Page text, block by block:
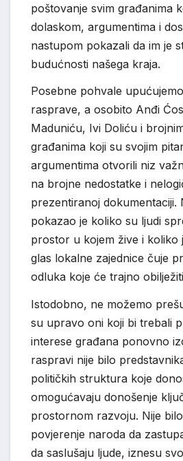
poštovanje svim građanima
dolaskom, argumentima i
nastupom pokazali da im je
budućnosti našega kraja.
Posebne pohvale
rasprave, a osobito Anđi
Maduniću, Ivi Doliću i
građanima koji su svojim
argumentima otvorili niz
na brojne nedostatke i
prezentiranoj dokumentaciji.
pokazao je koliko su ljudi
prostor u kojem žive i koliko
glas lokalne zajednice čuje
odluka koje će trajno
Istodobno, ne možemo
su upravo oni koji bi trebali
interese građana ponovno
raspravi nije bilo
političkih struktura koje
omogućavaju donošenje
prostornom razvoju. Nije
povjerenje naroda da
da saslušaju ljude, iznesu